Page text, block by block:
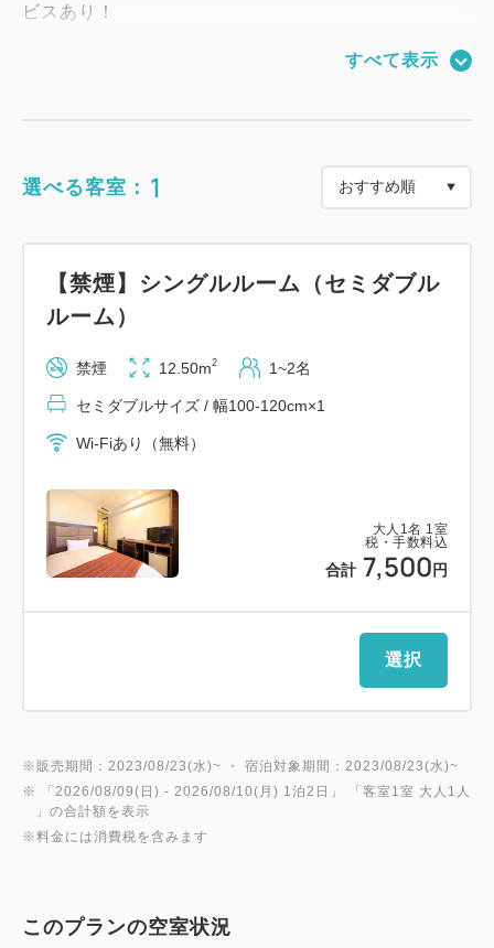
ビスあり！
＝＝＝＝＝＝＝＝＝＝＝＝＝＝＝＝＝＝＝＝＝＝＝＝
※男女入れ替え制
【朝食のご案内】
[時間] AM6:30-9:30（最終入場9:15）
[形式] 和洋食ビュッフェスタイル
[料金] 1,000円 （5/1の朝食から料金改定となりま
【客室設備】
ユニットバス、シャワートイレ、冷蔵庫、加湿機能空
※2024年5月1日から施設内駐車場は完全予約制とな
連絡下さい。
ホテル敷地内 屋外駐車場（15台 高さ制限2.3ｍ）
1,000円／泊（10:00～翌15:00）
駐車場をご利用の場合は、
すべて表示
選べる客室： 1
大人 1 名 1 室
税・手数料込
合計 7,500 円
【禁煙】シングルルーム（セミダブル
ルーム）
禁煙 12.50m2 1~2名
セミダブルサイズ / 幅100-120cm×1
Wi-Fiあり（無料）
選択
※販売期間：2023/08/23(水)~ ・ 宿泊対象期間：2023/08/23(水)~
※ 「 2026/08/09(日) - 2026/08/10(月) 1泊2日 」 「客室1室 大人1人
」の合計額を表示
※料金には消費税を含みます
このプランの空室状況